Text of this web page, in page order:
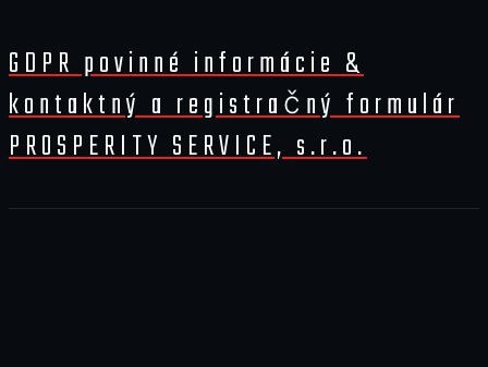
GDPR povinné informácie &
kontaktný a registračný formulár
PROSPERITY SERVICE, s.r.o.